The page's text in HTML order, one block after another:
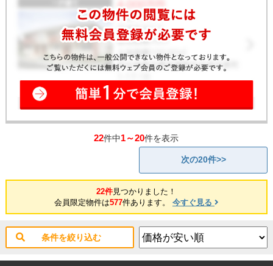
22件中1～20件を表示
次の20件>>
22件見つかりました！
会員限定物件は577件あります。 今すぐ見る
条件を絞り込む